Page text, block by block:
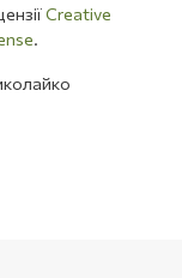
Creative
.